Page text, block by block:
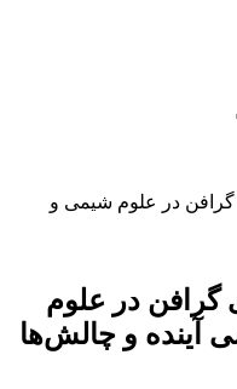
در علوم شیمی و
گرافن در علوم
آینده و چالش‌ها